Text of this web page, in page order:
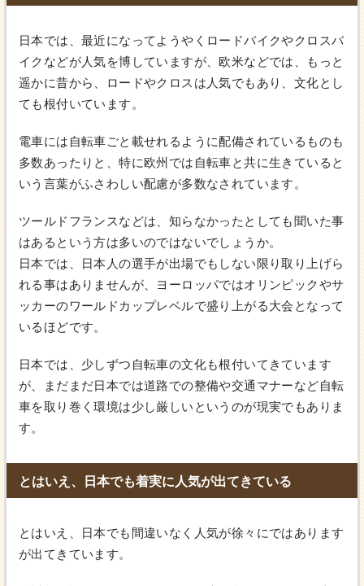
日本では、最近になってようやくロードバイクやクロスバ
イクなどが人気を博していますが、欧米などでは、もっと
遥かに昔から、ロードやクロスは人気でもあり、文化とし
ても根付いています。
電車には自転車ごと載せれるように配備されているものも
多数あったりと、特に欧州では自転車と共に生きていると
いう言葉がふさわしい配慮が多数なされています。
ツールドフランスなどは、知らなかったとしても聞いた事
はあるという方は多いのではないでしょうか。
日本では、日本人の選手が出場でもしない限り取り上げら
れる事はありませんが、ヨーロッパではオリンピックやサ
ッカーのワールドカップレベルで盛り上がる大会となって
いるほどです。
日本では、少しずつ自転車の文化も根付いてきています
が、まだまだ日本では道路での整備や交通マナーなど自転
車を取り巻く環境は少し厳しいというのが現実でもありま
す。
とはいえ、日本でも着実に人気が出てきている
とはいえ、日本でも間違いなく人気が徐々にではあります
が出てきています。